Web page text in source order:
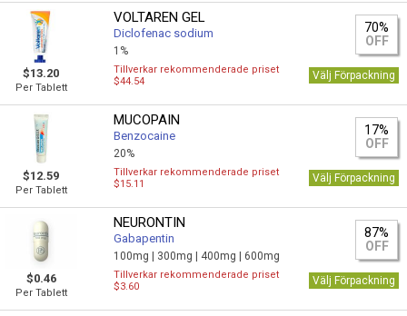
$13.20
Per Tablett
VOLTAREN GEL
Diclofenac sodium
1%
70%
OFF
Tillverkar rekommenderade priset
$44.54
Välj Förpackning
$12.59
Per Tablett
MUCOPAIN
Benzocaine
20%
17%
OFF
Tillverkar rekommenderade priset
$15.11
Välj Förpackning
$0.46
Per Tablett
NEURONTIN
Gabapentin
100mg | 300mg | 400mg | 600mg
87%
OFF
Tillverkar rekommenderade priset
$3.60
Välj Förpackning